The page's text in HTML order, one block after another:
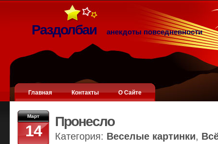
Раздолбаи анекдоты повседневности
Главная Контакты О Сайте
Март
14
Пронесло
Категория: Веселые картинки,